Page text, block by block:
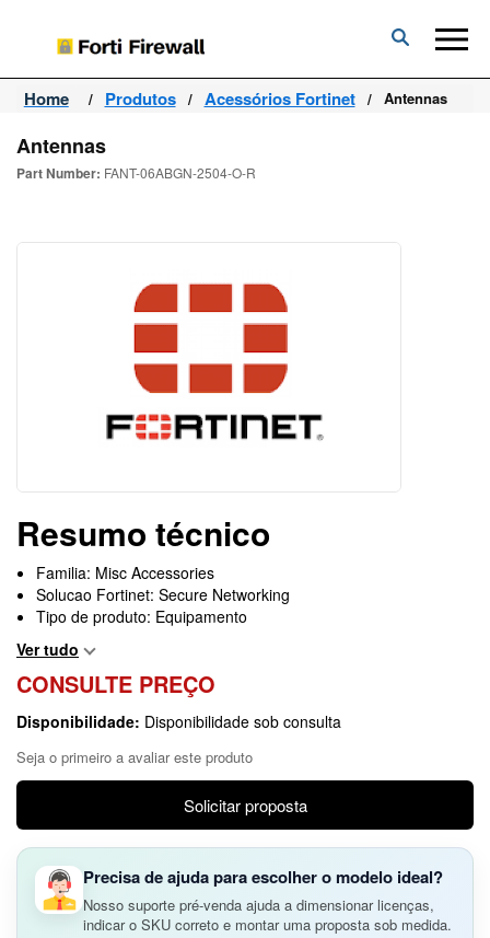
Forti
Firewall
Home Produtos Acessórios Fortinet Antennas
Antennas
Part Number: FANT-06ABGN-2504-O-R
Resumo técnico
Familia: Misc Accessories
Solucao Fortinet: Secure Networking
Tipo de produto: Equipamento
Ver tudo
CONSULTE PREÇO
Disponibilidade: Disponibilidade sob consulta
Seja o primeiro a avaliar este produto
Solicitar proposta
Precisa de ajuda para escolher o modelo ideal?
Nosso suporte pré-venda ajuda a dimensionar licenças,
indicar o SKU correto e montar uma proposta sob medida.